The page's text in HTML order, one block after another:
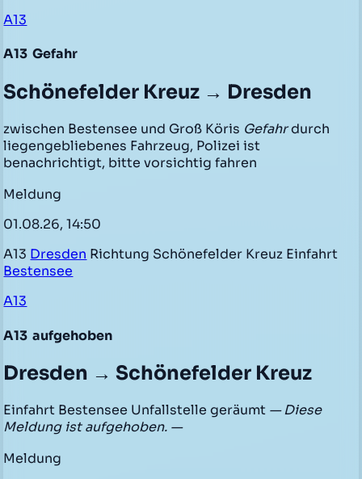
A13
A13 Gefahr
Schönefelder Kreuz → Dresden
zwischen Bestensee und Groß Köris Gefahrdurch
liegengebliebenes Fahrzeug, Polizei ist
benachrichtigt, bitte vorsichtig fahren
Meldung
01.08.26, 14:50
A13 Dresden Richtung Schönefelder Kreuz Einfahrt
Bestensee
A13
A13 aufgehoben
Dresden → Schönefelder Kreuz
Einfahrt Bestensee Unfallstelle geräumt — Diese
Meldung ist aufgehoben. —
Meldung